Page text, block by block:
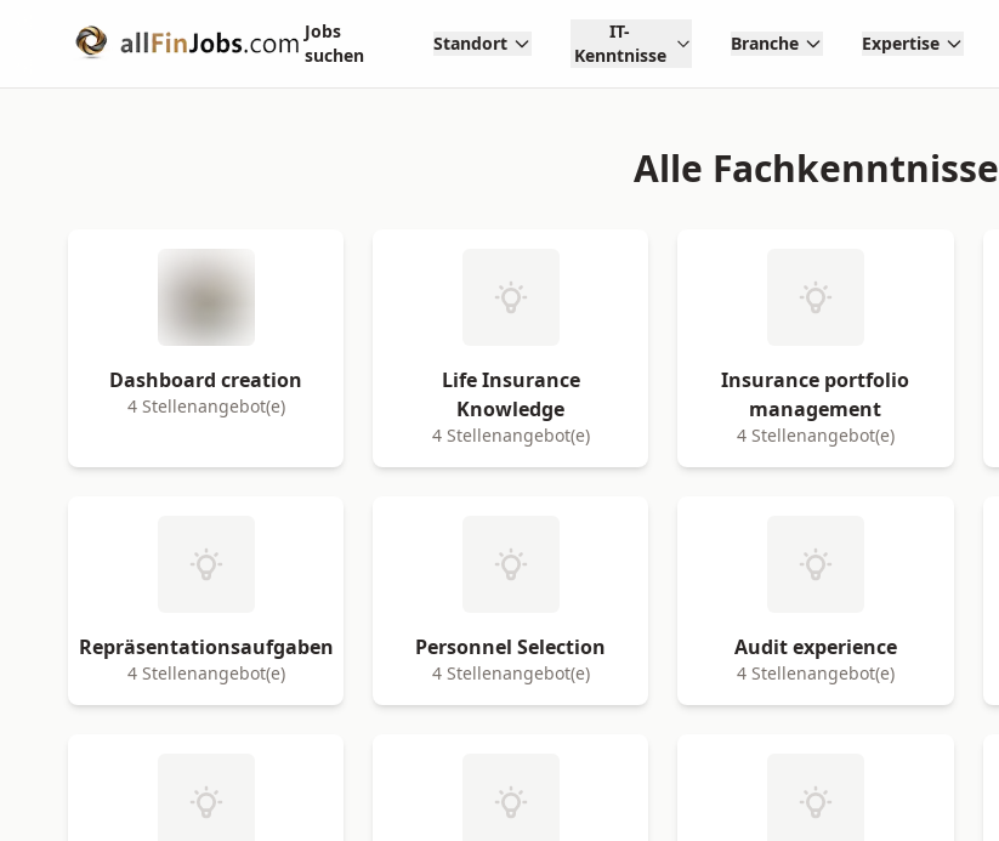
Jobs
suchen
Standort
IT-
Kenntnisse
Branche Expertise
Alle Fachkenntnisse
Dashboard creation
4 Stellenangebot(e)
Life Insurance
Knowledge
4 Stellenangebot(e)
Insurance portfolio
management
4 Stellenangebot(e)
Repräsentationsaufgaben
4 Stellenangebot(e)
Personnel Selection
4 Stellenangebot(e)
Audit experience
4 Stellenangebot(e)